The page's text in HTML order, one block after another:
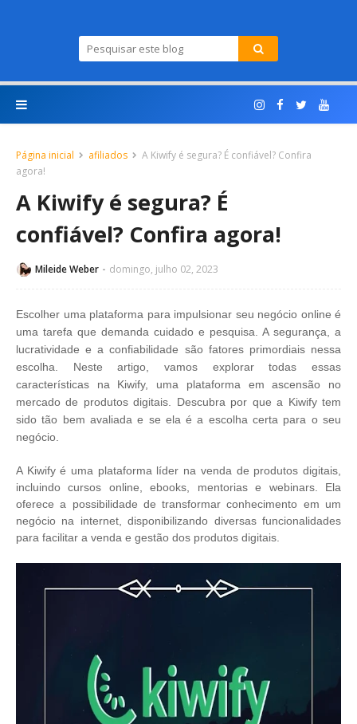
Página inicial afiliados
A Kiwify é segura? É confiável? Confira
agora!
A Kiwify é segura? É
confiável? Confira agora!
Mileide Weber domingo, julho 02, 2023
Escolher uma plataforma para impulsionar seu negócio online é
uma tarefa que demanda cuidado e pesquisa. A segurança, a
lucratividade e a confiabilidade são fatores primordiais nessa
escolha. Neste artigo, vamos explorar todas essas
características na Kiwify, uma plataforma em ascensão no
mercado de produtos digitais. Descubra por que a Kiwify tem
sido tão bem avaliada e se ela é a escolha certa para o seu
negócio.
A Kiwify é uma plataforma líder na venda de produtos digitais,
incluindo cursos online, ebooks, mentorias e webinars. Ela
oferece a possibilidade de transformar conhecimento em um
negócio na internet, disponibilizando diversas funcionalidades
para facilitar a venda e gestão dos produtos digitais.